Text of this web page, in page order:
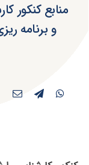
منابع کنکور
و برنامه